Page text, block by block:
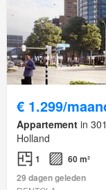
€ 1.299/
Appartement in
Holland
1
60 m²
29 dagen geleden